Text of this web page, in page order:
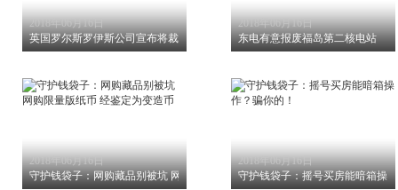
2018年06月16日
英国罗尔斯罗伊斯公司宣布将裁减岗位
2018年06月16日
东电有意报废福岛第二核电站
2018年06月16日
守护钱袋子：网购藏品别被坑 网购限量版纸币 经鉴定为变造币
2018年06月16日
守护钱袋子：摇号买房能暗箱操